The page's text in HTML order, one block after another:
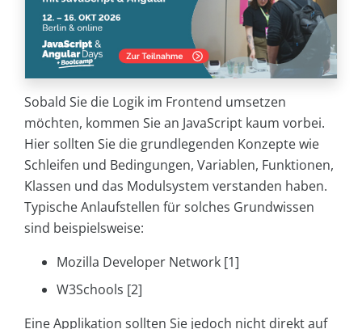
Sobald Sie die Logik im Frontend umsetzen
möchten, kommen Sie an JavaScript kaum vorbei.
Hier sollten Sie die grundlegenden Konzepte wie
Schleifen und Bedingungen, Variablen, Funktionen,
Klassen und das Modulsystem verstanden haben.
Typische Anlaufstellen für solches Grundwissen
sind beispielsweise:
Mozilla Developer Network [1]
W3Schools [2]
Eine Applikation sollten Sie jedoch nicht direkt auf